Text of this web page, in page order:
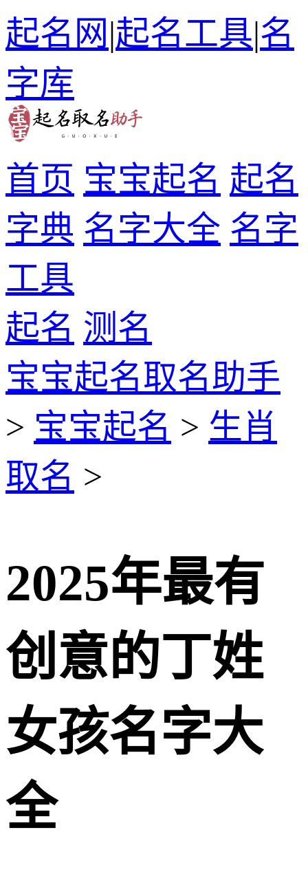
起名网|起名工具|名
字库
首页 宝宝起名 起名
字典 名字大全 名字
工具
起名 测名
宝宝起名取名助手
> 宝宝起名 > 生肖
取名 >
2025年最有
创意的丁姓
女孩名字大
全